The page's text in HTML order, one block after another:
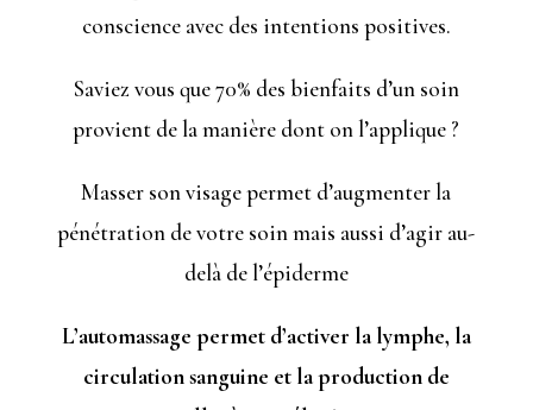
conscience avec des intentions positives.
Saviez vous que 70% des bienfaits d’un soin
provient de la manière dont on l’applique ?
Masser son visage permet d’augmenter la
pénétration de votre soin mais aussi d’agir au-
delà de l’épiderme
L’automassage permet d’activer la lymphe, la
circulation sanguine et la production de